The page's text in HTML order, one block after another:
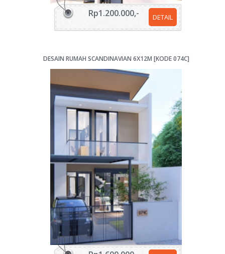
DETAIL
Rp1.200.000,-
DESAIN RUMAH SCANDINAVIAN 6X12M [KODE 074C]